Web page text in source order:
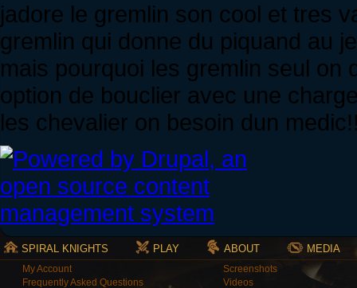
jadore le gremlin son cool et tres
gremlin qui donne du piquand au
mais pourquoi les gremlin seul on
option de bouclier avec une
les chevalier on besoin dun
SPIRAL KNIGHTS PLAY ABOUT MEDIA
My Account
Frequently Asked Questions
Screenshots
Videos